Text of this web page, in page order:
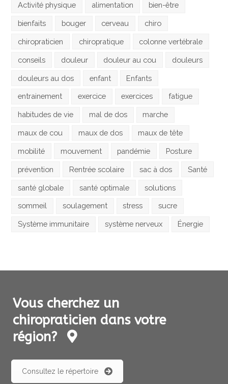
Activité physique alimentation bien-être
bienfaits bouger cerveau chiro
chiropraticien chiropratique colonne vertébrale
conseils douleur douleur au cou douleurs
douleurs au dos enfant Enfants
entrainement exercice exercices fatigue
habitudes de vie mal de dos marche
maux de cou maux de dos maux de tête
mobilité mouvement pandémie Posture
prévention Rentrée scolaire sac à dos Santé
santé globale santé optimale solutions
sommeil soulagement stress sucre
Système immunitaire système nerveux Énergie
Vous cherchez un
chiropraticien dans votre
région?
Consultez le répertoire